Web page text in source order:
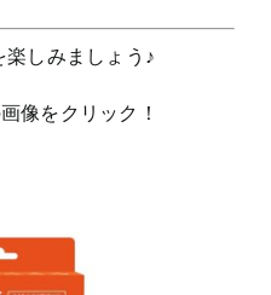
しみましょう♪
像をクリック！